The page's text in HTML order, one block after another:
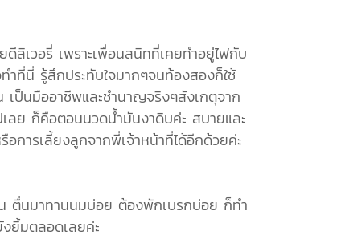
ลิเวอรี่ เพราะเพื่อนสนิทที่เคยทำอยู่ไฟกับ
ำที่นี่ รู้สึกประทับใจมากๆจนท้องสองก็ใช้
เป็นมืออาชีพและชำนาญจริงๆสังเกตุจาก
ลย ก็คือตอนนวดน้ำมันงาดิบค่ะ สบายและ
การเลี้ยงลูกจากพี่เจ้าหน้าที่ได้อีกด้วยค่ะ
น ตื่นมาทานนมบ่อย ต้องพักเบรกบ่อย ก็ทำ
งยิ้มตลอดเลยค่ะ